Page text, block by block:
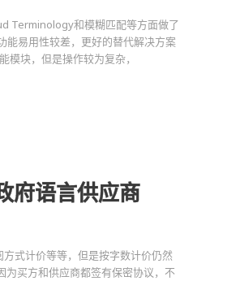
Terminology和模糊匹配等方面做了
能易用性较差，更好的替代解决方案
块，但是操作较为复杂，
府语言供应商
式计价等等，但是按字数计价仍然
为买方和供应商都签有保密协议，不